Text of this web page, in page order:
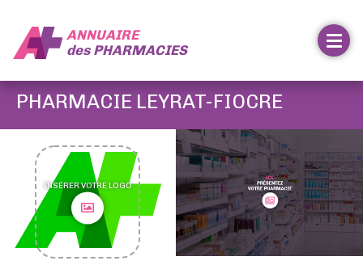
ANNUAIRE
desPHARMACIES
PHARMACIE LEYRAT-FIOCRE
INSÉRER VOTRE LOGO